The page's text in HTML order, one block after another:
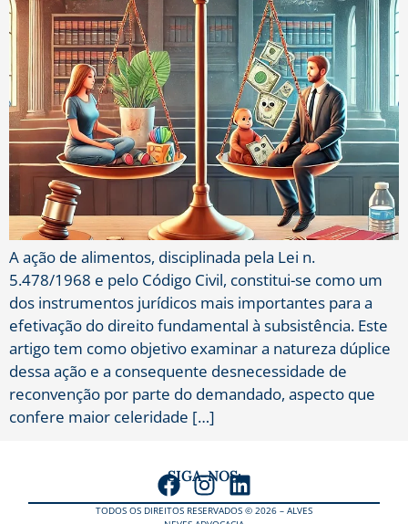
A ação de alimentos, disciplinada pela Lei n.
5.478/1968 e pelo Código Civil, constitui-se como um
dos instrumentos jurídicos mais importantes para a
efetivação do direito fundamental à subsistência. Este
artigo tem como objetivo examinar a natureza dúplice
dessa ação e a consequente desnecessidade de
reconvenção por parte do demandado, aspecto que
confere maior celeridade […]
SIGA-NOS:
TODOS OS DIREITOS RESERVADOS © 2026 – ALVES